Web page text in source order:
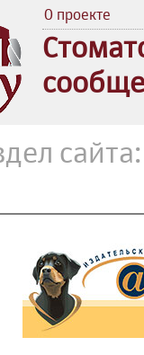
О проекте